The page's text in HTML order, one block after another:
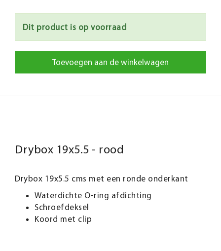
Dit product is op voorraad
Toevoegen aan de winkelwagen
Drybox 19x5.5 - rood
Drybox 19x5.5 cms met een ronde onderkant
Waterdichte O-ring afdichting
Schroefdeksel
Koord met clip